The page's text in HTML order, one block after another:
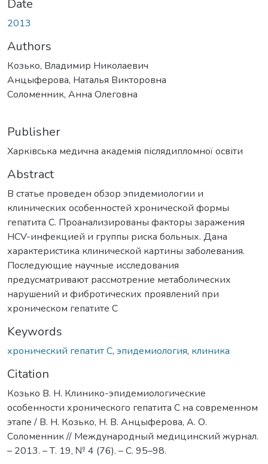
Date
2013
Authors
Козько, Владимир Николаевич
Анцыферова, Наталья Викторовна
Соломенник, Анна Олеговна
Publisher
Харківська медична академія післядипломної освіти
Abstract
В статье проведен обзор эпидемиологии и
клинических особенностей хронической формы
гепатита С. Проанализированы факторы заражения
HCV-инфекцией и группы риска больных. Дана
характеристика клинической картины заболевания.
Последующие научные исследования
предусматривают рассмотрение метаболических
нарушений и фибротических проявлений при
хроническом гепатите С
Keywords
хронический гепатит С, эпидемиология, клиника
Citation
Козько В. Н. Клинико-эпидемиологические
особенности хронического гепатита С на современном
этапе / В. Н. Козько, Н. В. Анцыферова, А. О.
Соломенник // Международный медицинский журнал.
– 2013. – Т. 19, № 4 (76). – С. 95–98.